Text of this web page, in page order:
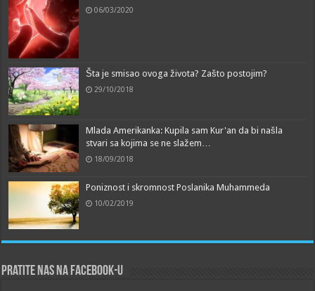
06/03/2020
Šta je smisao ovoga života? Zašto postojim?
29/10/2018
Mlada Amerikanka: Kupila sam Kur'an da bi našla
stvari sa kojima se ne slažem…
18/09/2018
Poniznost i skromnost Poslanika Muhammeda
10/02/2019
Pratite nas na Facebook-u